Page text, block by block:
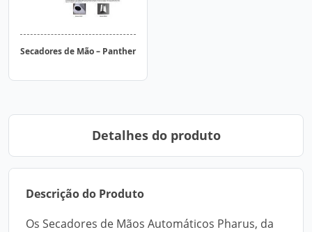
Secadores de Mão – Panther
Detalhes do produto
Descrição do Produto
Os Secadores de Mãos Automáticos Pharus, da